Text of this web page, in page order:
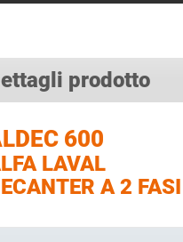
prodotto
600
LAVAL
A 2 FASI